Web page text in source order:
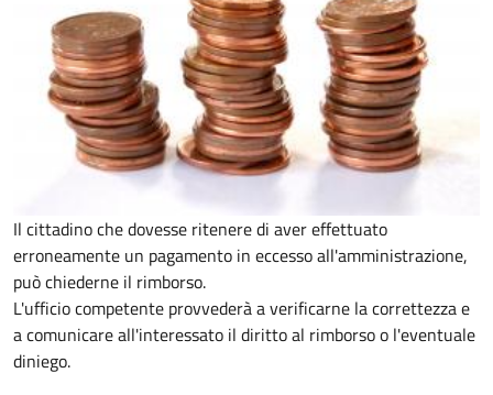
Il cittadino che dovesse ritenere di aver effettuato
erroneamente un pagamento in eccesso all'amministrazione,
può chiederne il rimborso.
L'ufficio competente provvederà a verificarne la correttezza e
a comunicare all'interessato il diritto al rimborso o l'eventuale
diniego.